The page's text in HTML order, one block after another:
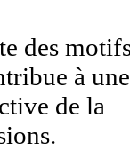
des
à une
de la